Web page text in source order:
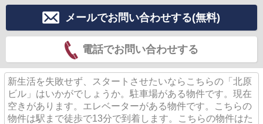
メールでお問い合わせする(無料)
電話でお問い合わせする
新生活を失敗せず、スタートさせたいならこちらの「北原
ビル」はいかがでしょうか。駐車場がある物件です。現在
空きがあります。エレベーターがある物件です。こちらの
物件は駅まで徒歩で13分で到着します。こちらの物件はた